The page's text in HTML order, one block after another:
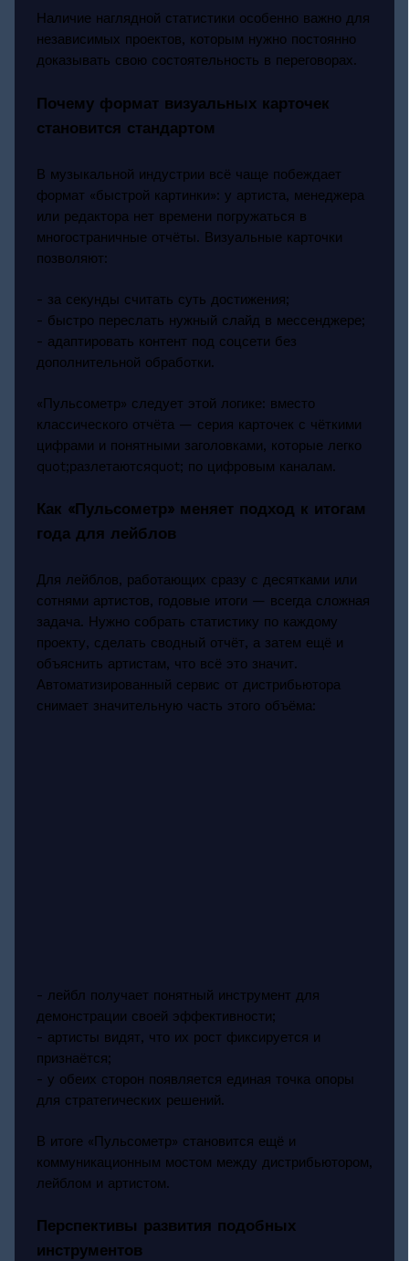
Наличие наглядной статистики особенно важно для
независимых проектов, которым нужно постоянно
доказывать свою состоятельность в переговорах.
Почему формат визуальных карточек
становится стандартом
В музыкальной индустрии всё чаще побеждает
формат «быстрой картинки»: у артиста, менеджера
или редактора нет времени погружаться в
многостраничные отчёты. Визуальные карточки
позволяют:
- за секунды считать суть достижения;
- быстро переслать нужный слайд в мессенджере;
- адаптировать контент под соцсети без
дополнительной обработки.
«Пульсометр» следует этой логике: вместо
классического отчёта — серия карточек с чёткими
цифрами и понятными заголовками, которые легко
quot;разлетаютсяquot; по цифровым каналам.
Как «Пульсометр» меняет подход к итогам
года для лейблов
Для лейблов, работающих сразу с десятками или
сотнями артистов, годовые итоги — всегда сложная
задача. Нужно собрать статистику по каждому
проекту, сделать сводный отчёт, а затем ещё и
объяснить артистам, что всё это значит.
Автоматизированный сервис от дистрибьютора
снимает значительную часть этого объёма:
- лейбл получает понятный инструмент для
демонстрации своей эффективности;
- артисты видят, что их рост фиксируется и
признаётся;
- у обеих сторон появляется единая точка опоры
для стратегических решений.
В итоге «Пульсометр» становится ещё и
коммуникационным мостом между дистрибьютором,
лейблом и артистом.
Перспективы развития подобных
инструментов